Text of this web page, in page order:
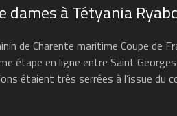
à Tétyania
de Charente maritime Coupe de
étape en ligne entre Saint
étaient très serrées à l’issue du